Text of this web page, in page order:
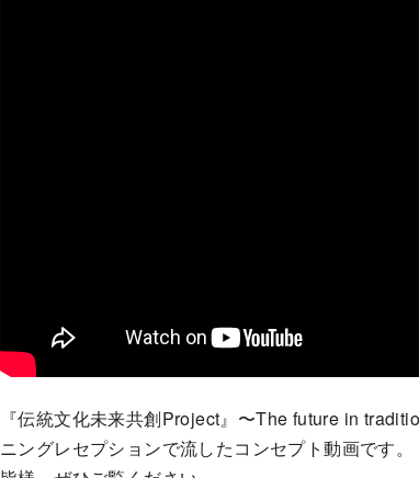
『伝統文化未来共創Project』〜The future in
ニングレセプションで流したコンセプト動画です。